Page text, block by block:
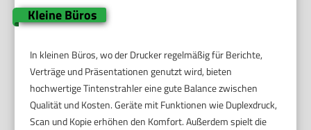
Kleine Büros
In kleinen Büros, wo der Drucker regelmäßig für Berichte,
Verträge und Präsentationen genutzt wird, bieten
hochwertige Tintenstrahler eine gute Balance zwischen
Qualität und Kosten. Geräte mit Funktionen wie Duplexdruck,
Scan und Kopie erhöhen den Komfort. Außerdem spielt die